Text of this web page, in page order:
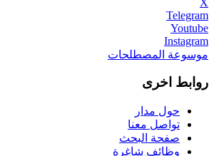
X
Telegram
Youtube
Instagram
موسوعة المصطلحات
روابط اخرى
حول مدار
تواصل معنا
صفحة البحث
وظائف شاغرة